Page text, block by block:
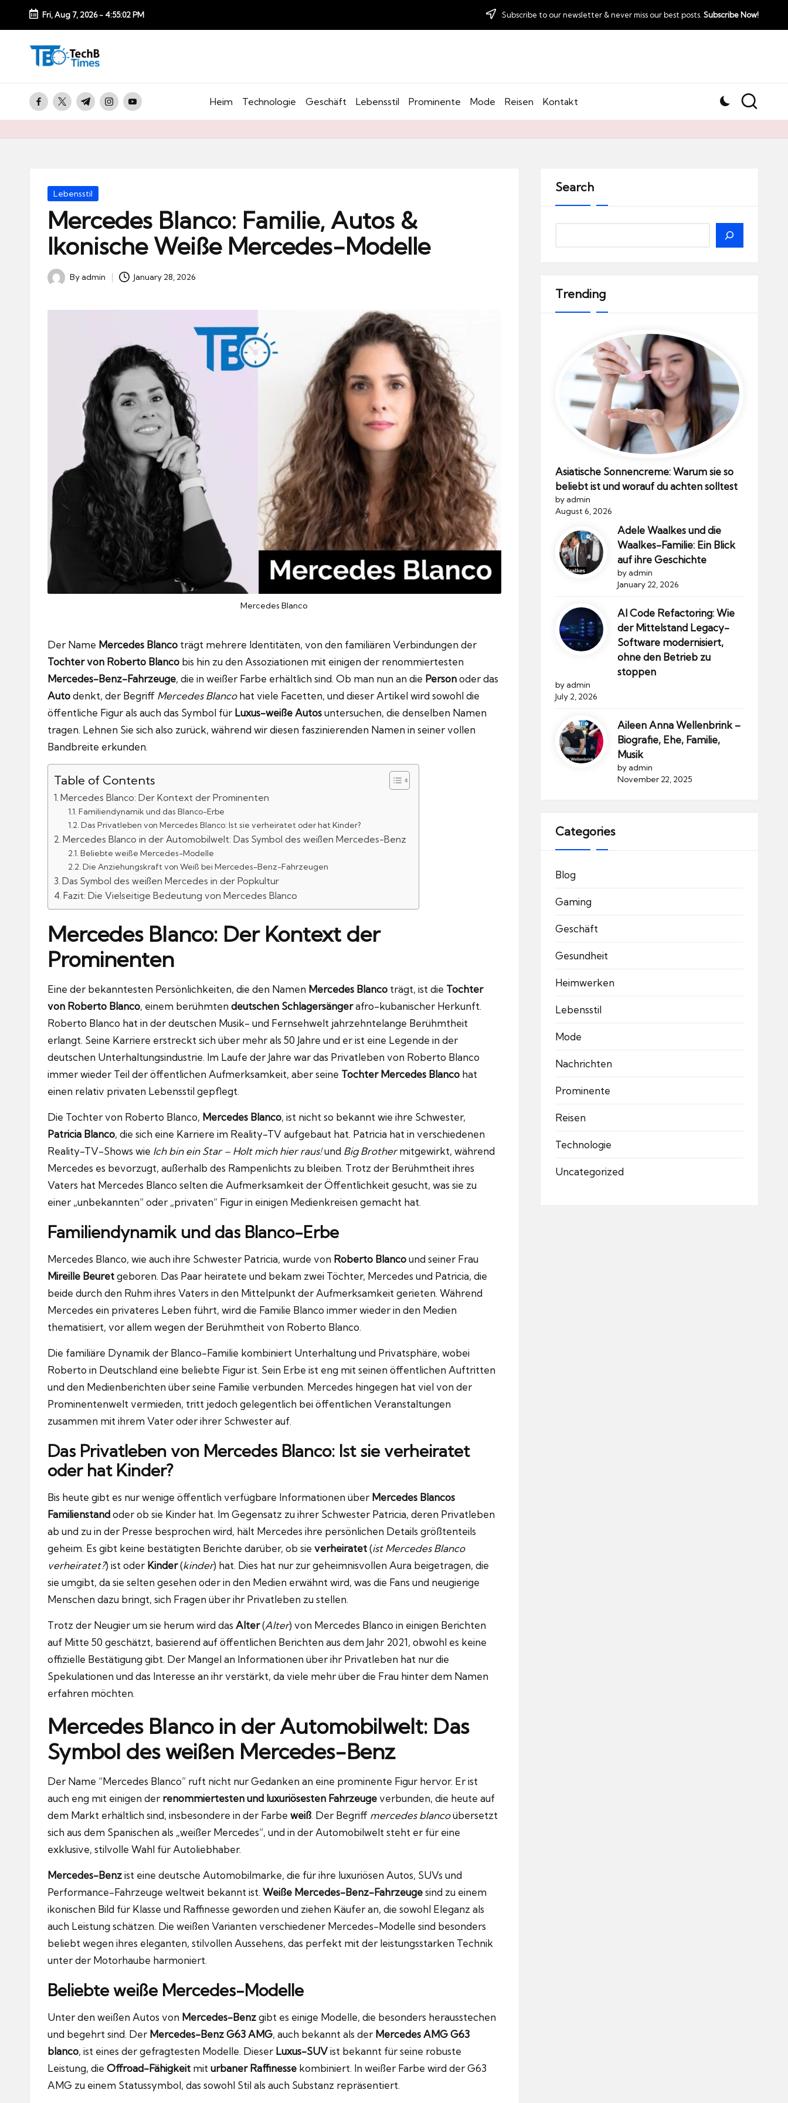
Skip
content
Fri, Aug 7, 2026- 4:55:03 PM Subscribe to our newsletter & never miss our best posts. Subscribe Now!
T
e
c
h
facebook.com
twitter.com
t.me instagram.com
youtube.com Heim Technologie Geschäft Lebensstil Prominente Mode Reisen Kontakt
Posted
Lebensstil
Mercedes Blanco: Familie, Autos &
Ikonische Weiße Mercedes-Modelle
Posted
Byadmin January 28, 2026
Mercedes Blanco
Der Name Mercedes Blanco trägt mehrere Identitäten, von den familiären Verbindungen der
Tochter von Roberto Blanco bis hin zu den Assoziationen mit einigen der renommiertesten
Mercedes-Benz-Fahrzeuge, die in weißer Farbe erhältlich sind. Ob man nun an die Personoder das
Autodenkt, der Begriff Mercedes Blancohat viele Facetten, und dieser Artikel wird sowohl die
öffentliche Figur als auch das Symbol für Luxus-weiße Autosuntersuchen, die denselben Namen
tragen. Lehnen Sie sich also zurück, während wir diesen faszinierenden Namen in seiner vollen
Bandbreite erkunden.
Table of Contents
Mercedes Blanco: Der Kontext der Prominenten
Familiendynamik und das Blanco-Erbe
Das Privatleben von Mercedes Blanco: Ist sie verheiratet oder hat Kinder?
Mercedes Blanco in der Automobilwelt: Das Symbol des weißen Mercedes-Benz
Beliebte weiße Mercedes-Modelle
Die Anziehungskraft von Weiß bei Mercedes-Benz-Fahrzeugen
Das Symbol des weißen Mercedes in der Popkultur
Fazit: Die Vielseitige Bedeutung von Mercedes Blanco
Mercedes Blanco: Der Kontext der
Prominenten
Eine der bekanntesten Persönlichkeiten, die den Namen Mercedes Blanco trägt, ist die Tochter
von Roberto Blanco, einem berühmten deutschen Schlagersängerafro-kubanischer Herkunft.
Roberto Blanco hat in der deutschen Musik- und Fernsehwelt jahrzehntelange Berühmtheit
erlangt. Seine Karriere erstreckt sich über mehr als 50 Jahre und er ist eine Legende in der
deutschen Unterhaltungsindustrie. Im Laufe der Jahre war das Privatleben von Roberto Blanco
immer wieder Teil der öffentlichen Aufmerksamkeit, aber seine Tochter Mercedes Blanco hat
einen relativ privaten Lebensstil gepflegt.
Die Tochter von Roberto Blanco, Mercedes Blanco, ist nicht so bekannt wie ihre Schwester,
Patricia Blanco, die sich eine Karriere im Reality-TV aufgebaut hat. Patricia hat in verschiedenen
Reality-TV-Shows wie Ich bin ein Star – Holt mich hier raus!und Big Brothermitgewirkt, während
Mercedes es bevorzugt, außerhalb des Rampenlichts zu bleiben. Trotz der Berühmtheit ihres
Vaters hat Mercedes Blanco selten die Aufmerksamkeit der Öffentlichkeit gesucht, was sie zu
einer „unbekannten“ oder „privaten“ Figur in einigen Medienkreisen gemacht hat.
Familiendynamik und das Blanco-Erbe
Mercedes Blanco, wie auch ihre Schwester Patricia, wurde von Roberto Blancound seiner Frau
Mireille Beuretgeboren. Das Paar heiratete und bekam zwei Töchter, Mercedes und Patricia, die
beide durch den Ruhm ihres Vaters in den Mittelpunkt der Aufmerksamkeit gerieten. Während
Mercedes ein privateres Leben führt, wird die Familie Blanco immer wieder in den Medien
thematisiert, vor allem wegen der Berühmtheit von Roberto Blanco.
Die familiäre Dynamik der Blanco-Familie kombiniert Unterhaltung und Privatsphäre, wobei
Roberto in Deutschland eine beliebte Figur ist. Sein Erbe ist eng mit seinen öffentlichen Auftritten
und den Medienberichten über seine Familie verbunden. Mercedes hingegen hat viel von der
Prominentenwelt vermieden, tritt jedoch gelegentlich bei öffentlichen Veranstaltungen
zusammen mit ihrem Vater oder ihrer Schwester auf.
Das Privatleben von Mercedes Blanco: Ist sie verheiratet
oder hat Kinder?
Bis heute gibt es nur wenige öffentlich verfügbare Informationen über Mercedes Blancos
Familienstandoder ob sie Kinder hat. Im Gegensatz zu ihrer Schwester Patricia, deren Privatleben
ab und zu in der Presse besprochen wird, hält Mercedes ihre persönlichen Details größtenteils
geheim. Es gibt keine bestätigten Berichte darüber, ob sie verheiratet(ist Mercedes Blanco
verheiratet?) ist oder Kinder(kinder) hat. Dies hat nur zur geheimnisvollen Aura beigetragen, die
sie umgibt, da sie selten gesehen oder in den Medien erwähnt wird, was die Fans und neugierige
Menschen dazu bringt, sich Fragen über ihr Privatleben zu stellen.
Trotz der Neugier um sie herum wird das Alter(Alter) von Mercedes Blanco in einigen Berichten
auf Mitte 50 geschätzt, basierend auf öffentlichen Berichten aus dem Jahr 2021, obwohl es keine
offizielle Bestätigung gibt. Der Mangel an Informationen über ihr Privatleben hat nur die
Spekulationen und das Interesse an ihr verstärkt, da viele mehr über die Frau hinter dem Namen
erfahren möchten.
Mercedes Blanco in der Automobilwelt: Das
Symbol des weißen Mercedes-Benz
Der Name “Mercedes Blanco” ruft nicht nur Gedanken an eine prominente Figur hervor. Er ist
auch eng mit einigen der renommiertesten und luxuriösesten Fahrzeugeverbunden, die heute auf
dem Markt erhältlich sind, insbesondere in der Farbe weiß. Der Begriff mercedes blancoübersetzt
sich aus dem Spanischen als „weißer Mercedes“, und in der Automobilwelt steht er für eine
exklusive, stilvolle Wahl für Autoliebhaber.
Mercedes-Benzist eine deutsche Automobilmarke, die für ihre luxuriösen Autos, SUVs und
Performance-Fahrzeuge weltweit bekannt ist. Weiße Mercedes-Benz-Fahrzeugesind zu einem
ikonischen Bild für Klasse und Raffinesse geworden und ziehen Käufer an, die sowohl Eleganz als
auch Leistung schätzen. Die weißen Varianten verschiedener Mercedes-Modelle sind besonders
beliebt wegen ihres eleganten, stilvollen Aussehens, das perfekt mit der leistungsstarken Technik
unter der Motorhaube harmoniert.
Beliebte weiße Mercedes-Modelle
Unter den weißen Autos von Mercedes-Benzgibt es einige Modelle, die besonders herausstechen
und begehrt sind. Der Mercedes-Benz G63 AMG, auch bekannt als der Mercedes AMG G63
blanco, ist eines der gefragtesten Modelle. Dieser Luxus-SUVist bekannt für seine robuste
Leistung, die Offroad-Fähigkeit mit urbaner Raffinesse kombiniert. In weißer Farbe wird der G63
AMG zu einem Statussymbol, das sowohl Stil als auch Substanz repräsentiert.
Search
Trending
Asiatische Sonnencreme: Warum sie so
beliebt ist und worauf du achten solltest
by admin
August 6, 2026
Adele Waalkes und die
Waalkes-Familie: Ein Blick
auf ihre Geschichte
by admin
January 22, 2026
AI Code Refactoring: Wie
der Mittelstand Legacy-
Software modernisiert,
ohne den Betrieb zu
stoppen
by admin
July 2, 2026
Aileen Anna Wellenbrink –
Biografie, Ehe, Familie,
Musik
by admin
November 22, 2025
Categories
Blog
Gaming
Geschäft
Gesundheit
Heimwerken
Lebensstil
Mode
Nachrichten
Prominente
Reisen
Technologie
Uncategorized